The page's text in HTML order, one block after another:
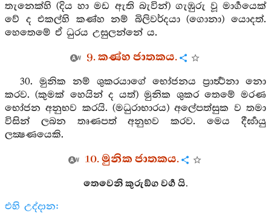
තැනෙක්හි (දිය හා මඩ ඇති බැවින්) ගැඹුරු වූ මාර්‍ගයෙක්
වේ ද එකල්හි කණ්හ නම් බිලිවර්දයා (ගොනා) යොදත්.
හෙතෙමේ ඒ ධුරය උසුලන්නේ ය.
9. කණ්හ ජාතකය.
30. මුනික නම් ශුකරයාගේ භෝජනය ප්‍රාර්‍ත්‍ථනා නො
කරව. (කුමක් හෙයින් ද යත්) මුනික ශුකර තෙමේ මරණ
භෝජන අනුභව කරයි. (මධුරාභාරය) අලේපත්සුක ව තමා
විසින් ලබන තෘණපත් අනුභව කරව. මෙය දීර්‍ඝායු
ලක්‍ෂණයෙකි.
10. මුනික ජාතකය.
තෙවෙනි කුරුඞ්ග වර්‍ග යි.
එහි උද්දාන: